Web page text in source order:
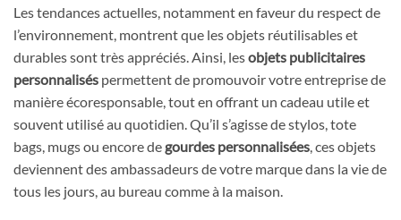
Les tendances actuelles, notamment en faveur du respect de
l’environnement, montrent que les objets réutilisables et
durables sont très appréciés. Ainsi, lesobjets publicitaires
personnalisés permettent de promouvoir votre entreprise de
manière écoresponsable, tout en offrant un cadeau utile et
souvent utilisé au quotidien. Qu’il s’agisse de stylos, tote
bags, mugs ou encore de gourdes personnalisées, ces objets
deviennent des ambassadeurs de votre marque dans la vie de
tous les jours, au bureau comme à la maison.